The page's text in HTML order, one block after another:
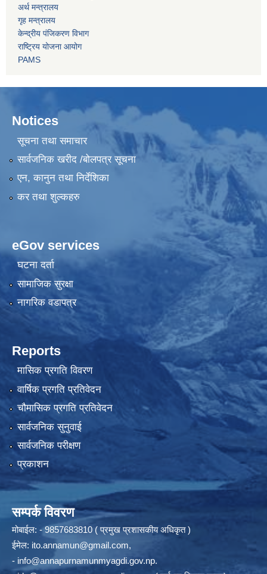
अर्थ मन्त्रालय
गृह मन्त्रालय
केन्द्रीय पंजिकरण विभाग
राष्ट्रिय योजना आयोग
PAMS
Notices
सूचना तथा समाचार
सार्वजनिक खरीद /बोलपत्र सूचना
एन, कानुन तथा निर्देशिका
कर तथा शुल्कहरु
eGov services
घटना दर्ता
सामाजिक सुरक्षा
नागरिक वडापत्र
Reports
मासिक प्रगति विवरण
वार्षिक प्रगति प्रतिवेदन
चौमासिक प्रगति प्रतिवेदन
सार्वजनिक सुनुवाई
सार्वजनिक परीक्षण
प्रकाशन
सम्पर्क विवरण
मोबाईल: - 9857683810 ( प्रमुख प्रशासकीय अधिकृत )
ईमेल: ito.annamun@gmail.com,
- info@annapurnamunmyagdi.gov.np.